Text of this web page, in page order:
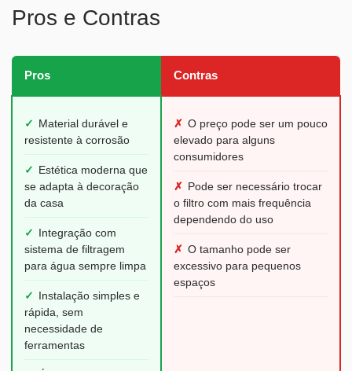
Pros e Contras
Pros Contras
✓
Material durável e
resistente à corrosão
✓
Estética moderna que
se adapta à decoração
da casa
✓
Integração com
sistema de filtragem
para água sempre limpa
✓
Instalação simples e
rápida, sem
necessidade de
ferramentas
✗ O preço pode ser um pouco
elevado para alguns
consumidores
✗ Pode ser necessário trocar
o filtro com mais frequência
dependendo do uso
✗ O tamanho pode ser
excessivo para pequenos
espaços